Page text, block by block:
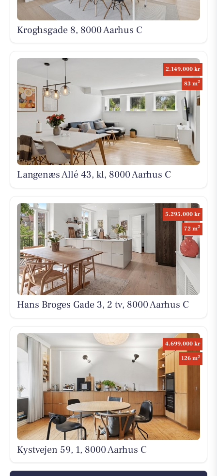
Kroghsgade 8, 8000 Aarhus C
2.149.000 kr
83 m2
Langenæs Allé 43, kl, 8000 Aarhus C
5.295.000 kr
72 m2
Hans Broges Gade 3, 2 tv, 8000 Aarhus C
4.699.000 kr
126 m2
Kystvejen 59, 1, 8000 Aarhus C